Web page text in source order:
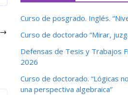
Curso de posgrado. Inglés.
Curso de doctorado “Mirar,
Defensas de Tesis y Trabajos
2026
Curso de doctorado. “Lógicas
una perspectiva algebraica”